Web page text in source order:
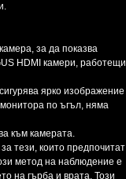
за да показва
HDMI камери, работещи
ярко изображение
по ъгъл, няма
към камерата.
тези, които предпочитат
метод на наблюдение е
на гърба и врата. Този